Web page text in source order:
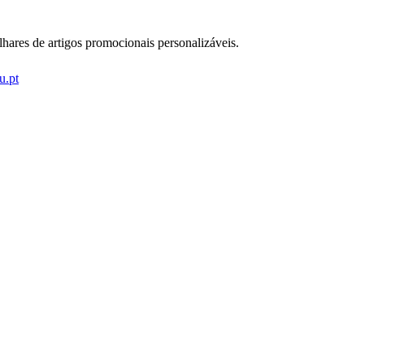
de artigos promocionais personalizáveis.